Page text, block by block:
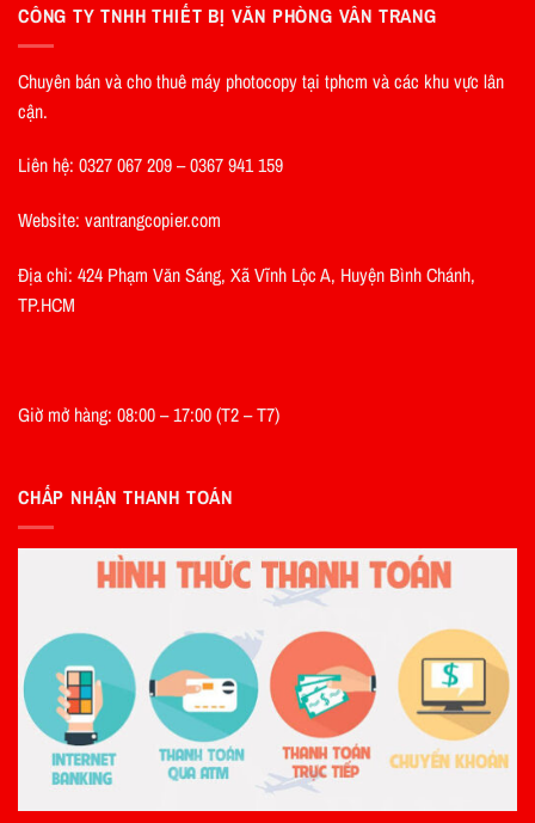
CÔNG TY TNHH THIẾT BỊ VĂN PHÒNG VÂN TRANG
Chuyên bán và cho thuê máy photocopy tại tphcm và các khu vực lân
cận.
Liên hệ: 0327 067 209 – 0367 941 159
Website: vantrangcopier.com
Địa chỉ: 424 Phạm Văn Sáng, Xã Vĩnh Lộc A, Huyện Bình Chánh,
TP.HCM
Giờ mở hàng: 08:00 – 17:00 (T2 – T7)
CHẤP NHẬN THANH TOÁN